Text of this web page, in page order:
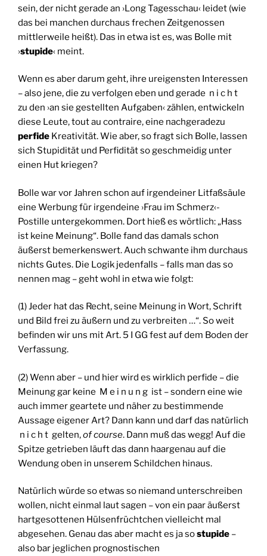
sein, der nicht gerade an ›Long Tagesschau‹ leidet (wie
das bei manchen durchaus frechen Zeitgenossen
mittlerweile heißt). Das in etwa ist es, was Bolle mit
›stupide‹ meint.
Wenn es aber darum geht, ihre ureigensten Interessen
– also jene, die zu verfolgen eben und gerade n i c h t
zu den ›an sie gestellten Aufgaben‹ zählen, entwickeln
diese Leute, tout au contraire, eine nachgeradezu
perfide Kreativität. Wie aber, so fragt sich Bolle, lassen
sich Stupidität und Perfidität so geschmeidig unter
einen Hut kriegen?
Bolle war vor Jahren schon auf irgendeiner Litfaßsäule
eine Werbung für irgendeine ›Frau im Schmerz‹-
Postille untergekommen. Dort hieß es wörtlich: „Hass
ist keine Meinung“. Bolle fand das damals schon
äußerst bemerkenswert. Auch schwante ihm durchaus
nichts Gutes. Die Logik jedenfalls – falls man das so
nennen mag – geht wohl in etwa wie folgt:
(1) Jeder hat das Recht, seine Meinung in Wort, Schrift
und Bild frei zu äußern und zu verbreiten …“. So weit
befinden wir uns mit Art. 5 I GG fest auf dem Boden der
Verfassung.
(2) Wenn aber – und hier wird es wirklich perfide – die
Meinung gar keine M e i n u n g ist – sondern eine wie
auch immer geartete und näher zu bestimmende
Aussage eigener Art? Dann kann und darf das natürlich
n i c h t gelten,of course. Dann muß das wegg! Auf die
Spitze getrieben läuft das dann haargenau auf die
Wendung oben in unserem Schildchen hinaus.
Natürlich würde so etwas so niemand unterschreiben
wollen, nicht einmal laut sagen – von ein paar äußerst
hartgesottenen Hülsenfrüchtchen vielleicht mal
abgesehen. Genau das aber macht es ja sostupide –
also bar jeglichen prognostischen